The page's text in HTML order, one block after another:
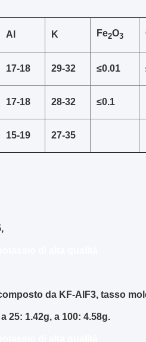
Al K Fe2O3
17-18 29-32 ≤0.01
17-18 28-32 ≤0.1
15-19 27-35
da KF-AlF3, tasso
25: 1.42g, a 100: 4.58g.